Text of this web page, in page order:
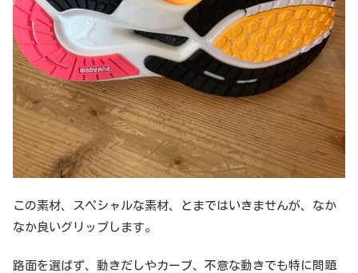
この素材、スペシャルな素材、とまではいきませんが、なか
なか良いグリップします。
路面を選ばず、動きだしやカーブ、不意な動きでも特に問題